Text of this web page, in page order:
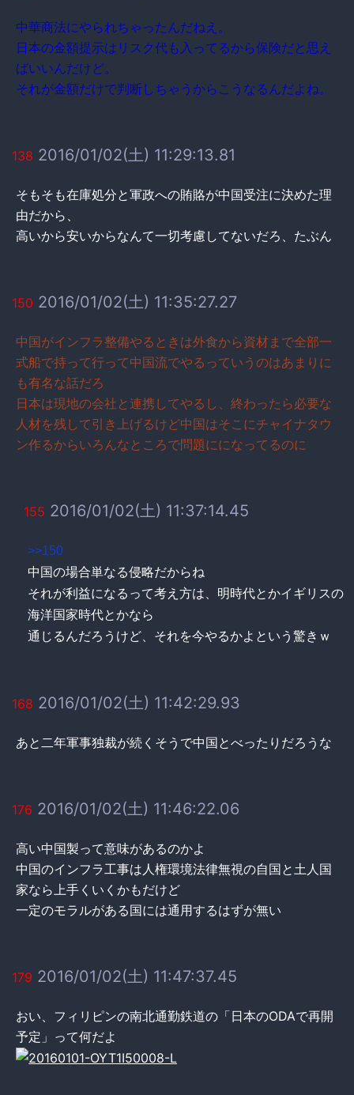
中華商法にやられちゃったんだねえ。
日本の金額提示はリスク代も入ってるから保険だと思え
ばいいんだけど。
それが金額だけで判断しちゃうからこうなるんだよね。
138 2016/01/02(土) 11:29:13.81
そもそも在庫処分と軍政への賄賂が中国受注に決めた理
由だから、
高いから安いからなんて一切考慮してないだろ、たぶん
150 2016/01/02(土) 11:35:27.27
中国がインフラ整備やるときは外食から資材まで全部一
式船で持って行って中国流でやるっていうのはあまりに
も有名な話だろ
日本は現地の会社と連携してやるし、終わったら必要な
人材を残して引き上げるけど中国はそこにチャイナタウ
ン作るからいろんなところで問題にになってるのに
155 2016/01/02(土) 11:37:14.45
>>150
中国の場合単なる侵略だからね
それが利益になるって考え方は、明時代とかイギリスの
海洋国家時代とかなら
通じるんだろうけど、それを今やるかよという驚きｗ
168 2016/01/02(土) 11:42:29.93
あと二年軍事独裁が続くそうで中国とべったりだろうな
176 2016/01/02(土) 11:46:22.06
高い中国製って意味があるのかよ
中国のインフラ工事は人権環境法律無視の自国と土人国
家なら上手くいくかもだけど
一定のモラルがある国には通用するはずが無い
179 2016/01/02(土) 11:47:37.45
おい、フィリピンの南北通勤鉄道の「日本のODAで再開
予定」って何だよ